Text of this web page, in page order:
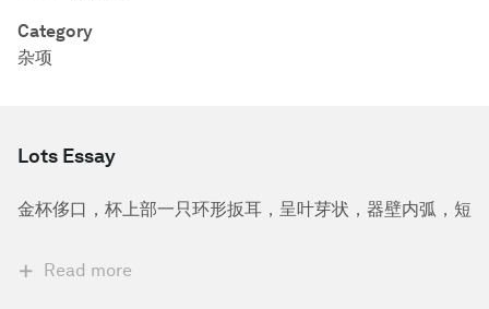
Category
杂项
Lots Essay
金杯侈口，杯上部一只环形扳耳，呈叶芽状，器壁内弧，短
Read more